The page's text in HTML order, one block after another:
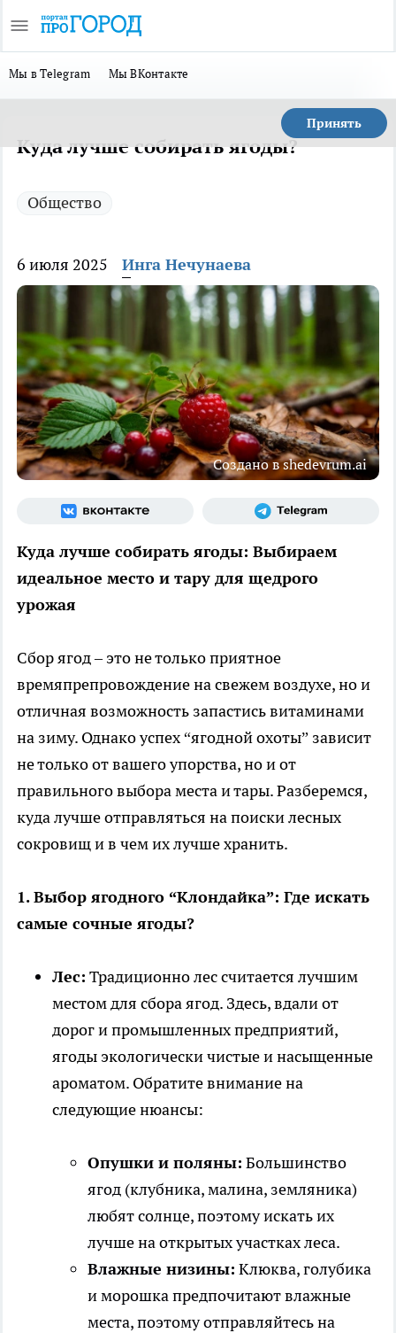
Мы в Telegram Мы ВКонтакте
Принять
Куда лучше собирать ягоды?
Общество
6 июля 2025 Инга Нечунаева
Создано в shedevrum.ai
Куда лучше собирать ягоды: Выбираем
идеальное место и тару для щедрого
урожая
Сбор ягод – это не только приятное
времяпрепровождение на свежем воздухе, но и
отличная возможность запастись витаминами
на зиму. Однако успех “ягодной охоты” зависит
не только от вашего упорства, но и от
правильного выбора места и тары. Разберемся,
куда лучше отправляться на поиски лесных
сокровищ и в чем их лучше хранить.
1. Выбор ягодного “Клондайка”: Где искать
самые сочные ягоды?
Лес: Традиционно лес считается лучшим
местом для сбора ягод. Здесь, вдали от
дорог и промышленных предприятий,
ягоды экологически чистые и насыщенные
ароматом. Обратите внимание на
следующие нюансы:
Опушки и поляны: Большинство
ягод (клубника, малина, земляника)
любят солнце, поэтому искать их
лучше на открытых участках леса.
Влажные низины: Клюква, голубика
и морошка предпочитают влажные
места, поэтому отправляйтесь на